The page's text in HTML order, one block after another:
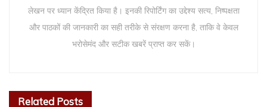
लेखन पर ध्यान केंद्रित किया है। इनकी रिपोर्टिंग का उद्देश्य सत्य, निष्पक्षता
और पाठकों की जानकारी का सही तरीके से संरक्षण करना है, ताकि वे केवल
भरोसेमंद और सटीक खबरें प्राप्त कर सकें।
Related Posts